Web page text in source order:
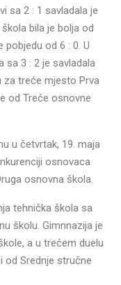
sa 2 : 1 savladala je
bila je bolja od
pobjedu od 6 : 0. U
sa 3 : 2 je savladala
za treće mjesto Prva
od Treće osnovne
u četvrtak, 19. maja
osnovaca
osnovna škola.
tehnička škola sa
školu. Gimnnazija je
a u trećem duelu
od Srednje stručne